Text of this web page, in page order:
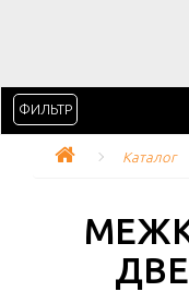
ФИЛЬТР
Каталог